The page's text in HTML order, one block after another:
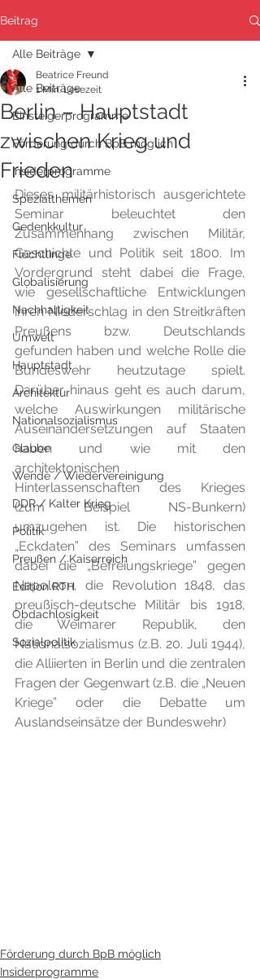
Beitrag
Alle Beiträge
Einsteigerprogramme
Förderung durch BpB möglich
Insiderprogramme
Spezialthemen
Gedenkkultur
Flüchtlinge
Globalisierung
Nachhaltigkeit
Umwelt
Hauptstadt
Architektur
Nationalsozialismus
Glaube
Wende / Wiedervereinigung
DDR / Kalter Krieg
Politik
Preußen / Kaiserreich
Edition RTH
Obdachlosigkeit
Sozialpolitik
Alle Beiträge
Berlin – Hauptstadt
zwischen Krieg und
Frieden
Beatrice Freund
1 Min. Lesezeit
Dieses militärhistorisch ausgerichtete
Seminar beleuchtet den
Zusammenhang zwischen Militär,
Geschichte und Politik seit 1800. Im
Vordergrund steht dabei die Frage,
wie gesellschaftliche Entwicklungen
ihren Niederschlag in den Streitkräften
Preußens bzw. Deutschlands
gefunden haben und welche Rolle die
Bundeswehr heutzutage spielt.
Darüber hinaus geht es auch darum,
welche Auswirkungen militärische
Auseinandersetzungen auf Staaten
haben und wie mit den
architektonischen
Hinterlassenschaften des Krieges
(zum Beispiel NS-Bunkern)
umzugehen ist. Die historischen
„Eckdaten” des Seminars umfassen
dabei die „Befreiungskriege” gegen
Napoleon, die Revolution 1848, das
preußisch-deutsche Militär bis 1918,
die Weimarer Republik, den
Nationalsozialismus (z.B. 20. Juli 1944),
die Alliierten in Berlin und die zentralen
Fragen der Gegenwart (z.B. die „Neuen
Kriege” oder die Debatte um
Auslandseinsätze der Bundeswehr)
Förderung durch BpB möglich
Insiderprogramme